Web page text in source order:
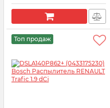
Артикул: 0433171921
Топ продаж